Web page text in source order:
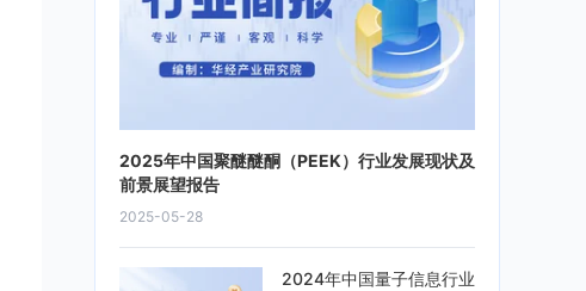
2025年中国聚醚醚酮（PEEK）行业发展现状及
前景展望报告
2025-05-28
2024年中国量子信息行业